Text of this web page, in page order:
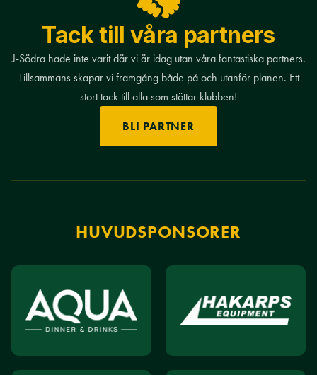
Tack till våra partners
J-Södra hade inte varit där vi är idag utan våra fantastiska partners.
Tillsammans skapar vi framgång både på och utanför planen. Ett
stort tack till alla som stöttar klubben!
BLI PARTNER
HUVUDSPONSORER